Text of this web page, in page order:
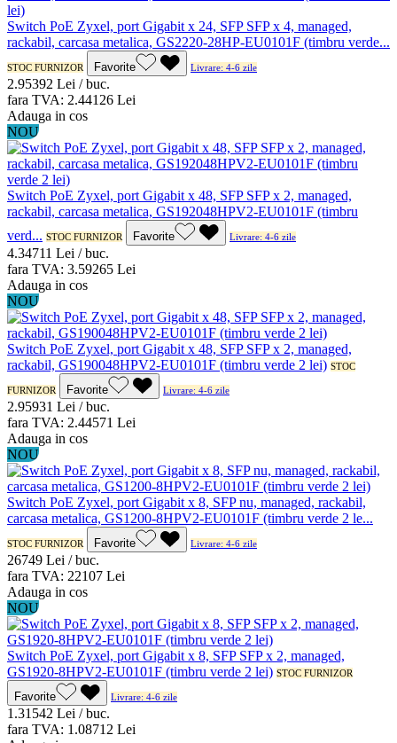
Switch PoE Zyxel, port Gigabit x 24, SFP SFP x 4, managed,
rackabil, carcasa metalica, GS2220-28HP-EU0101F (timbru verde...
STOC FURNIZOR Favorite Livrare: 4-6 zile
2.95392 Lei / buc.
fara TVA: 2.441 26 Lei
Adauga in cos
NOU
Switch PoE Zyxel, port Gigabit x 48, SFP SFP x 2, managed,
rackabil, carcasa metalica, GS192048HPV2-EU0101F (timbru
verd... STOC FURNIZOR Favorite Livrare: 4-6 zile
4.34711 Lei / buc.
fara TVA: 3.59265 Lei
Adauga in cos
NOU
Switch PoE Zyxel, port Gigabit x 48, SFP SFP x 2, managed,
rackabil, GS190048HPV2-EU0101F (timbru verde 2 lei) STOC
FURNIZOR Favorite Livrare: 4-6 zile
2.95931 Lei / buc.
fara TVA: 2.44571 Lei
Adauga in cos
NOU
Switch PoE Zyxel, port Gigabit x 8, SFP nu, managed, rackabil,
carcasa metalica, GS1200-8HPV2-EU0101F (timbru verde 2 le...
STOC FURNIZOR Favorite Livrare: 4-6 zile
26749 Lei / buc.
fara TVA: 22107 Lei
Adauga in cos
NOU
Switch PoE Zyxel, port Gigabit x 8, SFP SFP x 2, managed,
GS1920-8HPV2-EU0101F (timbru verde 2 lei) STOC FURNIZOR
Favorite Livrare: 4-6 zile
1.31542 Lei / buc.
fara TVA: 1.08712 Lei